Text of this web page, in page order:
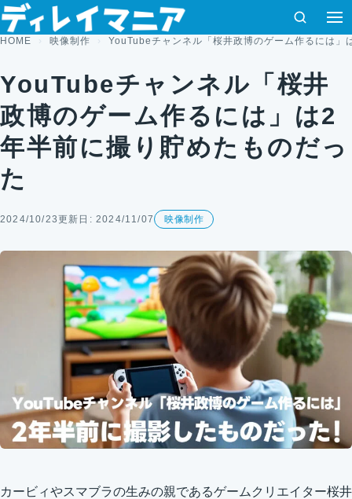
コンテンツへスキップ
検索
HOME 映像制作 YouTubeチャンネル「桜井政博のゲーム作るには」
YouTubeチャンネル「桜井
政博のゲーム作るには」は2
年半前に撮り貯めたものだっ
た
2024/10/23更新日: 2024/11/07 映像制作
カービィやスマブラの生みの親であるゲームクリエイター桜井